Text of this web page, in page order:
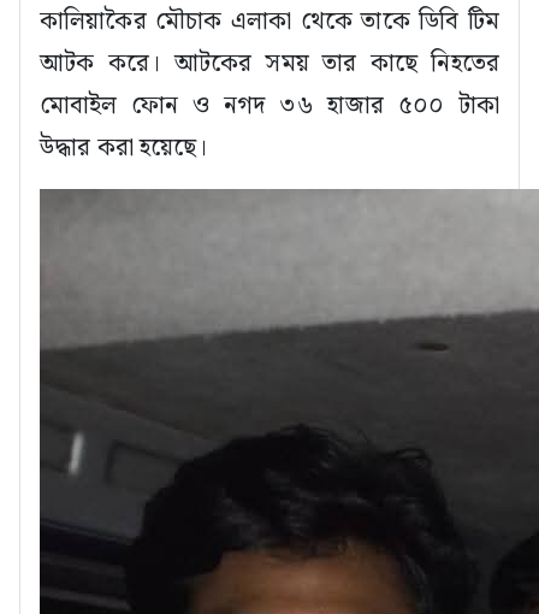
কালিয়াকৈর মৌচাক এলাকা থেকে তাকে ডিবি টিম
আটক করে। আটকের সময় তার কাছে নিহতের
মোবাইল ফোন ও নগদ ৩৬ হাজার ৫০০ টাকা
উদ্ধার করা হয়েছে।